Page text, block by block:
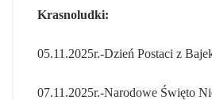
Krasnoludki:
05.11.2025r.-Dzień Postaci z
07.11.2025r.-Narodowe Święto